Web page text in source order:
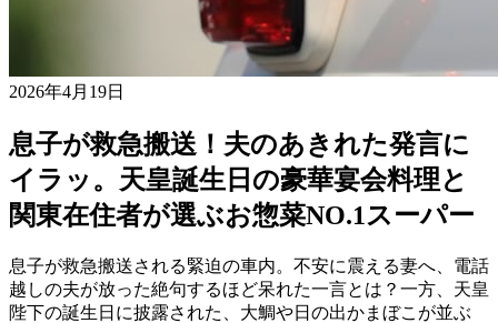
2026年4月19日
息子が救急搬送！夫のあきれた発言に
イラッ。天皇誕生日の豪華宴会料理と
関東在住者が選ぶお惣菜NO.1スーパー
息子が救急搬送される緊迫の車内。不安に震える妻へ、電話
越しの夫が放った絶句するほど呆れた一言とは？一方、天皇
陛下の誕生日に披露された、大鯛や日の出かまぼこが並ぶ